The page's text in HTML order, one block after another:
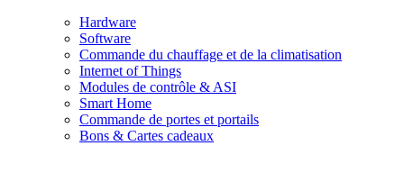
Hardware
Software
Commande du chauffage et de la climatisation
Internet of Things
Modules de contrôle & ASI
Smart Home
Commande de portes et portails
Bons & Cartes cadeaux